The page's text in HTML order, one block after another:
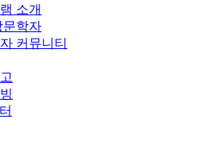
소개
문학자
커뮤니티